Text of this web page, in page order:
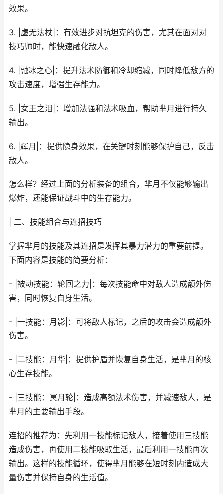
效果。
3. |虚无法杖|：有效进步对抗坦克的伤害，尤其在面对对
技巧师时，能快速融化敌人。
4. |融冰之心|：提升法术防御和冷却缩减，同时降低敌方的
攻击速度，增强生存能力。
5. |女王之泪|：增加法强和法术吸血，帮助芈月进行持久
输出。
6. |辉月|：提供隐身效果，在关键时刻能够保护自己，反击
敌人。
怎么样？经过上面的分析装备的组合，芈月不仅能够输出
爆炸，还能保证战斗中的生存能力。
| 二、技能组合与连招技巧
掌握芈月的技能及其连招是发挥其暴力潜力的重要前提。
下面内容是技能的简要分析：
- |被动技能：轮回之力|：每次技能命中对敌人造成额外伤
害，同时恢复自身生活。
- |一技能：月影|：可将敌人标记，之后的攻击会造成额外
伤害。
- |二技能：月华|：提供护盾并恢复自身生活，是芈月的核
心生存技能。
- |三技能：冥月轮|：造成高额法术伤害，并减速敌人，是
芈月的主要输出手段。
连招的推荐为：先利用一技能标记敌人，接着使用三技能
造成伤害，再使用二技能吸取生活，最后利用一技能再次
输出。这样的技能循环，使得芈月能够在短时刻内造成大
量伤害并保持自身的生活值。